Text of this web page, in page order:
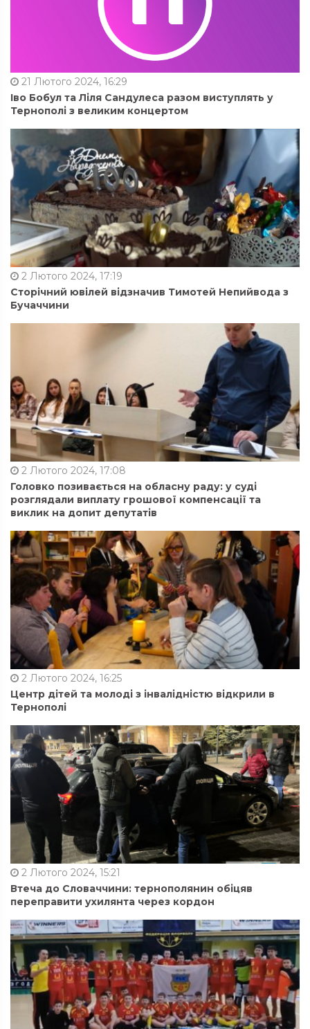
21 Лютого 2024, 16:29
Іво Бобул та Ліля Сандулеса разом виступлять у
Тернополі з великим концертом
2 Лютого 2024, 17:19
Сторічний ювілей відзначив Тимотей Непийвода з
Бучаччини
2 Лютого 2024, 17:08
Головко позивається на обласну раду: у суді
розглядали виплату грошової компенсації та
виклик на допит депутатів
2 Лютого 2024, 16:25
Центр дітей та молоді з інвалідністю відкрили в
Тернополі
2 Лютого 2024, 15:21
Втеча до Словаччини: тернополянин обіцяв
переправити ухилянта через кордон